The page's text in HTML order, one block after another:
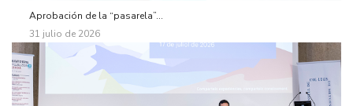
Aprobación de la “pasarela”...
31 julio de 2026